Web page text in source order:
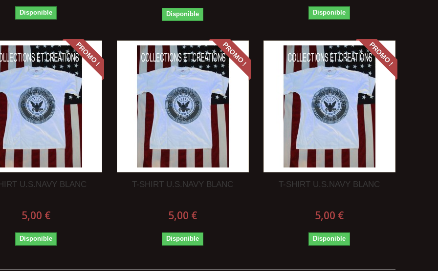
Disponible Disponible Disponible
PROMO !
U.S.NAVY BLANC
5,00 €
Disponible
PROMO !
T-SHIRT U.S.NAVY BLANC
5,00 €
Disponible
PROMO !
T-SHIRT U.S.NAVY BLANC
5,00 €
Disponible